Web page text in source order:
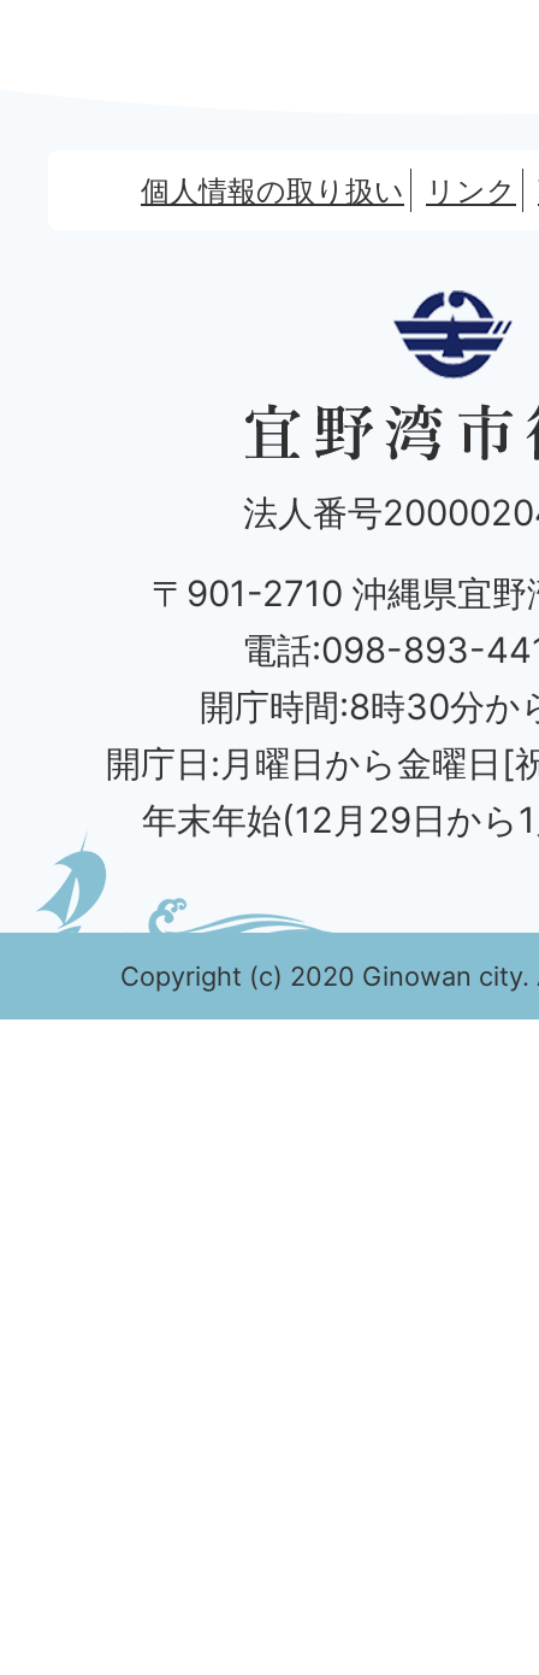
個人情報の取り扱い リンク
法人番号
〒901-2710 沖縄県宜野
電話:098-893-
開庁時間:8時30分か
開庁日:月曜日から金曜日[
年末年始(12月29日から
Copyright (c) 2020 Ginowan city.